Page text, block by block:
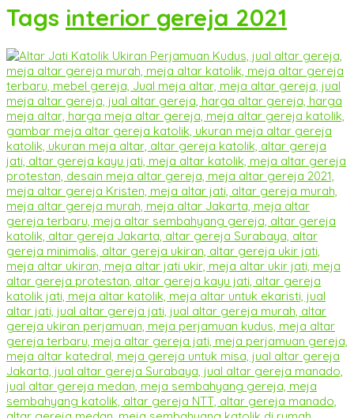
Tags interior gereja 2021